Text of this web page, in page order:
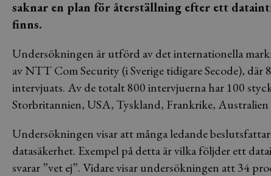
saknar en plan för återställning efter ett
finns.
Undersökningen är utförd av det internationella
av NTT Com Security (i Sverige tidigare Secode),
intervjuats. Av de totalt 800 intervjuerna har 100
Storbritannien, USA, Tyskland, Frankrike,
Undersökningen visar att många ledande
datasäkerhet. Exempel på detta är vilka följder ett
svarar ”vet ej”. Vidare visar undersökningen att 34